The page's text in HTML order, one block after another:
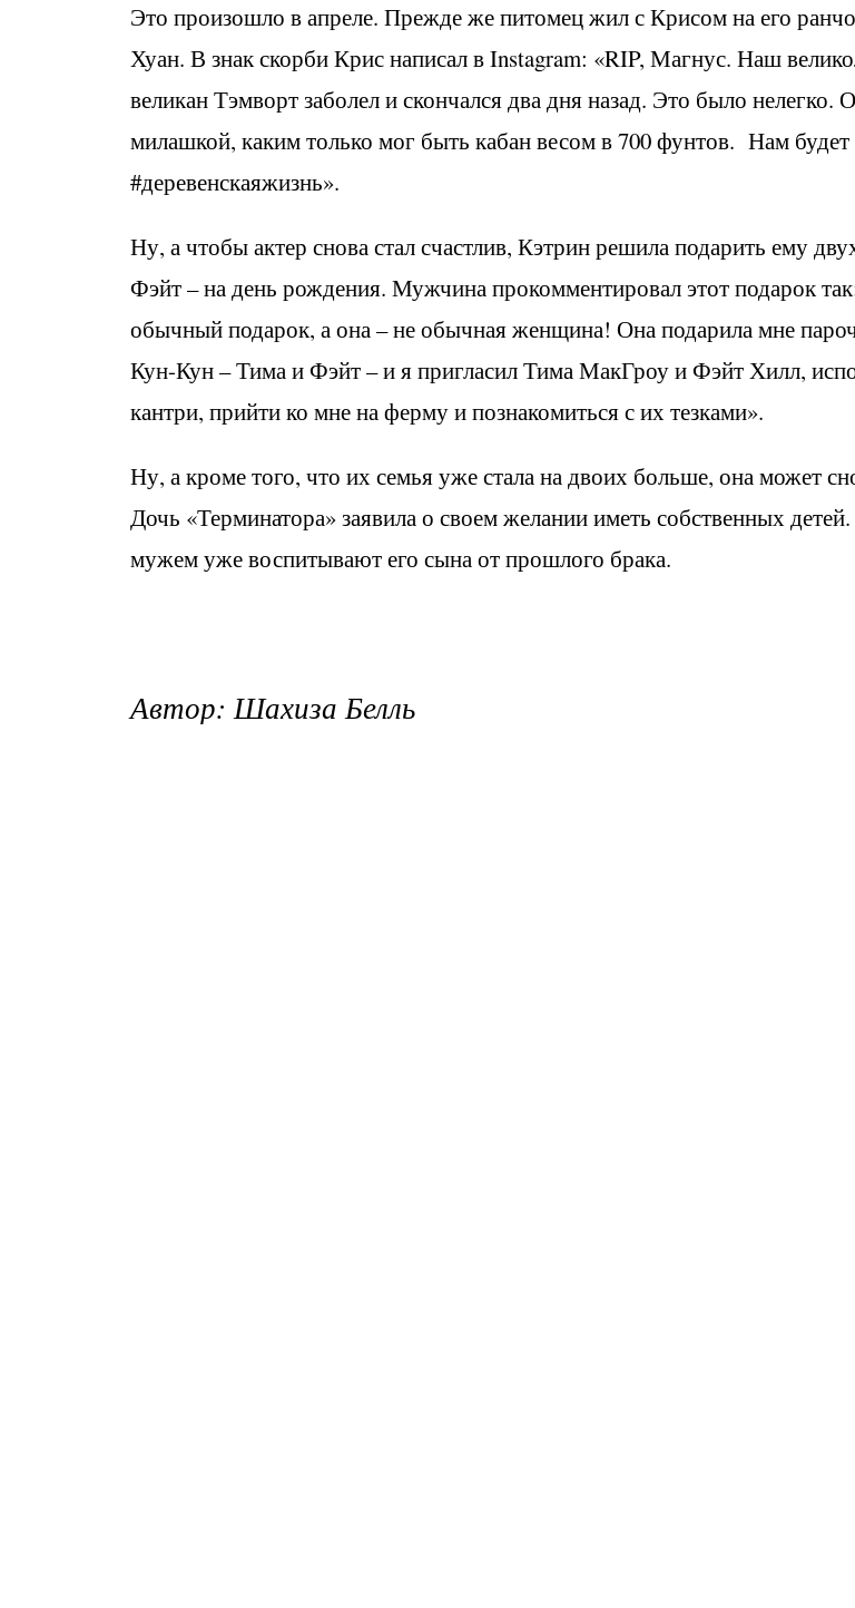
Это произошло в апреле. Прежде же питомец жил с Крисом на его
Хуан. В знак скорби Крис написал в Instagram: «RIP, Магнус. Наш
великан Тэмворт заболел и скончался два дня назад. Это было нелегко.
милашкой, каким только мог быть кабан весом в 700 фунтов. Нам будет
#деревенскаяжизнь».
Ну, а чтобы актер снова стал счастлив, Кэтрин решила подарить ему
Фэйт – на день рождения. Мужчина прокомментировал этот подарок
обычный подарок, а она – не обычная женщина! Она подарила мне
Кун-Кун – Тима и Фэйт – и я пригласил Тима МакГроу и Фэйт Хилл,
кантри, прийти ко мне на ферму и познакомиться с их тезками».
Ну, а кроме того, что их семья уже стала на двоих больше, она может
Дочь «Терминатора» заявила о своем желании иметь собственных
мужем уже воспитывают его сына от прошлого брака.
Автор: Шахиза Белль